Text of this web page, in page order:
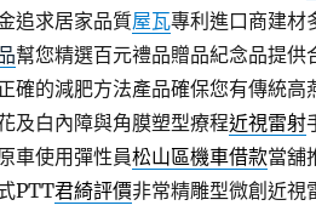
追求居家品質屋瓦專利進口商建材
幫您精選百元禮品贈品紀念品提供
確的減肥方法產品確保您有傳統高
及白內障與角膜塑型療程近視雷射
車使用彈性員松山區機車借款當舖
PTT君綺評價非常精雕型微創近視